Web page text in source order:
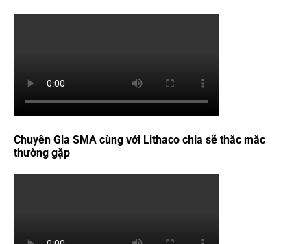
Chuyên Gia SMA cùng với Lithaco chia sẽ thắc mắc
thường gặp